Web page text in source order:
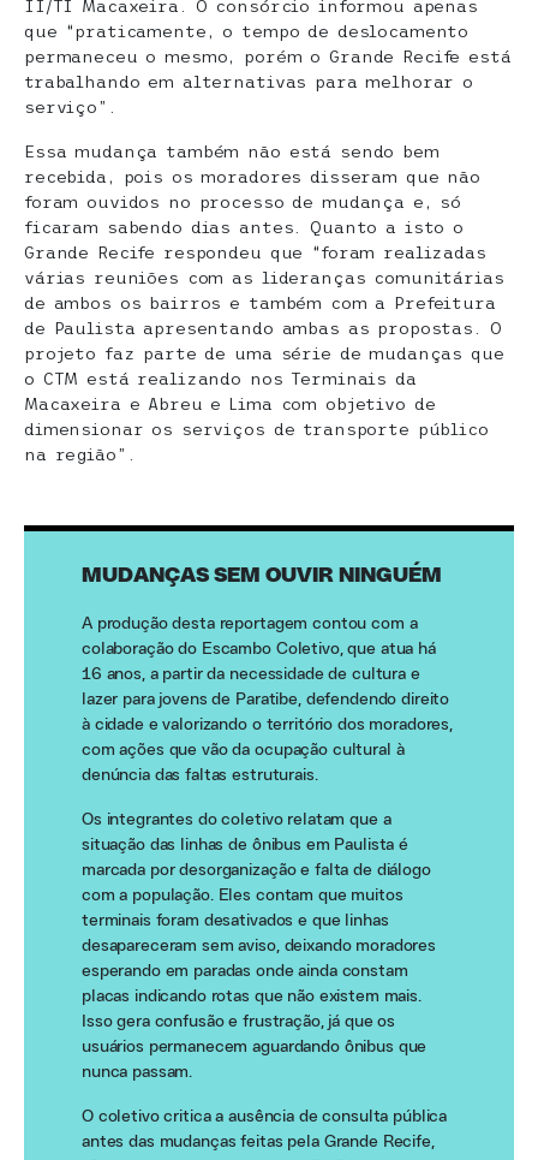
II/TI Macaxeira. O consórcio informou apenas
que “praticamente, o tempo de deslocamento
permaneceu o mesmo, porém o Grande Recife está
trabalhando em alternativas para melhorar o
serviço”.
Essa mudança também não está sendo bem
recebida, pois os moradores disseram que não
foram ouvidos no processo de mudança e, só
ficaram sabendo dias antes. Quanto a isto o
Grande Recife respondeu que “foram realizadas
várias reuniões com as lideranças comunitárias
de ambos os bairros e também com a Prefeitura
de Paulista apresentando ambas as propostas. O
projeto faz parte de uma série de mudanças que
o CTM está realizando nos Terminais da
Macaxeira e Abreu e Lima com objetivo de
dimensionar os serviços de transporte público
na região”.
MUDANÇAS SEM OUVIR NINGUÉM
A produção desta reportagem contou com a
colaboração do Escambo Coletivo, que atua há
16 anos, a partir da necessidade de cultura e
lazer para jovens de Paratibe, defendendo direito
à cidade e valorizando o território dos moradores,
com ações que vão da ocupação cultural à
denúncia das faltas estruturais.
Os integrantes do coletivo relatam que a
situação das linhas de ônibus em Paulista é
marcada por desorganização e falta de diálogo
com a população. Eles contam que muitos
terminais foram desativados e que linhas
desapareceram sem aviso, deixando moradores
esperando em paradas onde ainda constam
placas indicando rotas que não existem mais.
Isso gera confusão e frustração, já que os
usuários permanecem aguardando ônibus que
nunca passam.
O coletivo critica a ausência de consulta pública
antes das mudanças feitas pela Grande Recife,